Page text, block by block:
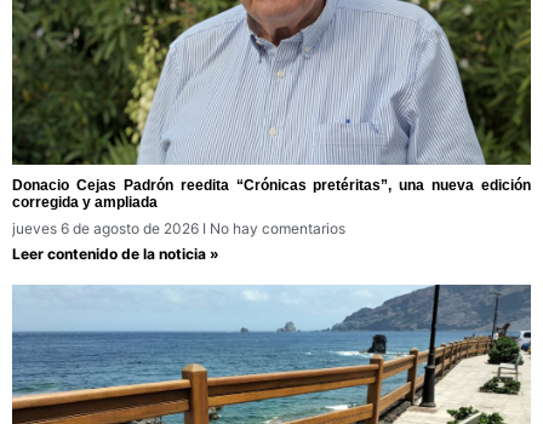
Donacio Cejas Padrón reedita “Crónicas pretéritas”, una nueva edición
corregida y ampliada
jueves 6 de agosto de 2026
No hay comentarios
Leer contenido de la noticia »